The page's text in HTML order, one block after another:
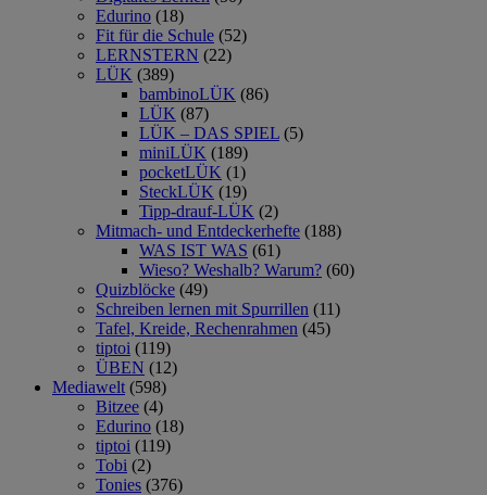
Edurino (18)
Fit für die Schule (52)
LERNSTERN (22)
LÜK (389)
bambinoLÜK (86)
LÜK (87)
LÜK – DAS SPIEL (5)
miniLÜK (189)
pocketLÜK (1)
SteckLÜK (19)
Tipp-drauf-LÜK (2)
Mitmach- und Entdeckerhefte (188)
WAS IST WAS (61)
Wieso? Weshalb? Warum? (60)
Quizblöcke (49)
Schreiben lernen mit Spurrillen (11)
Tafel, Kreide, Rechenrahmen (45)
tiptoi (119)
ÜBEN (12)
Mediawelt (598)
Bitzee (4)
Edurino (18)
tiptoi (119)
Tobi (2)
Tonies (376)